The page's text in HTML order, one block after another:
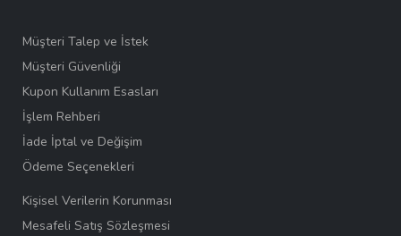
Müşteri Talep ve İstek
Müşteri Güvenliği
Kupon Kullanım Esasları
İşlem Rehberi
İade İptal ve Değişim
Ödeme Seçenekleri
Kişisel Verilerin Korunması
Mesafeli Satış Sözleşmesi